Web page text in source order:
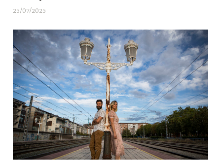
25/07/2025
b
r
E
r
r
i
o
x
a